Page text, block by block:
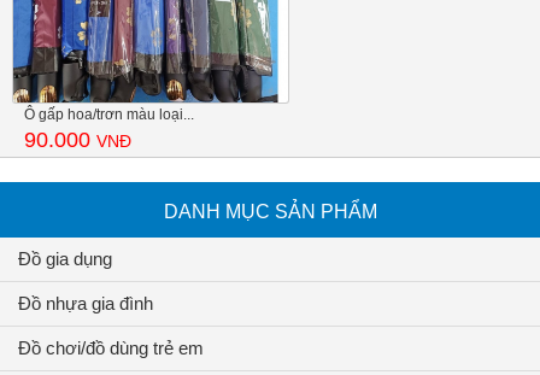
Ô gấp hoa/trơn màu loại...
90.000 VNĐ
DANH MỤC SẢN PHẨM
Đồ gia dụng
Đồ nhựa gia đình
Đồ chơi/đồ dùng trẻ em